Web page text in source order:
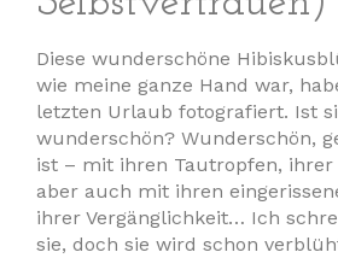
Diese wunderschöne
wie meine ganze Hand war,
letzten Urlaub fotografiert. Ist
wunderschön? Wunderschön,
ist – mit ihren Tautropfen, ihrer
aber auch mit ihren
ihrer Vergänglichkeit… Ich
sie, doch sie wird schon